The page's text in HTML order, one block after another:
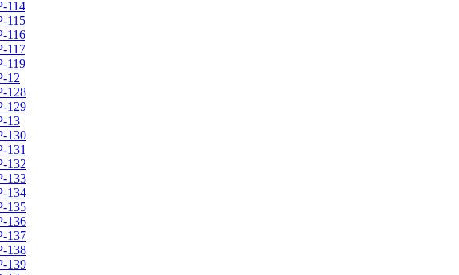
114
115
116
117
119
12
128
129
13
130
131
132
133
134
135
136
137
138
139